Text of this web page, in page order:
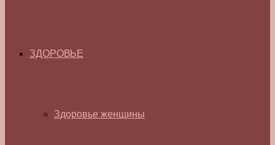
ЗДОРОВЬЕ
Здоровье женщины